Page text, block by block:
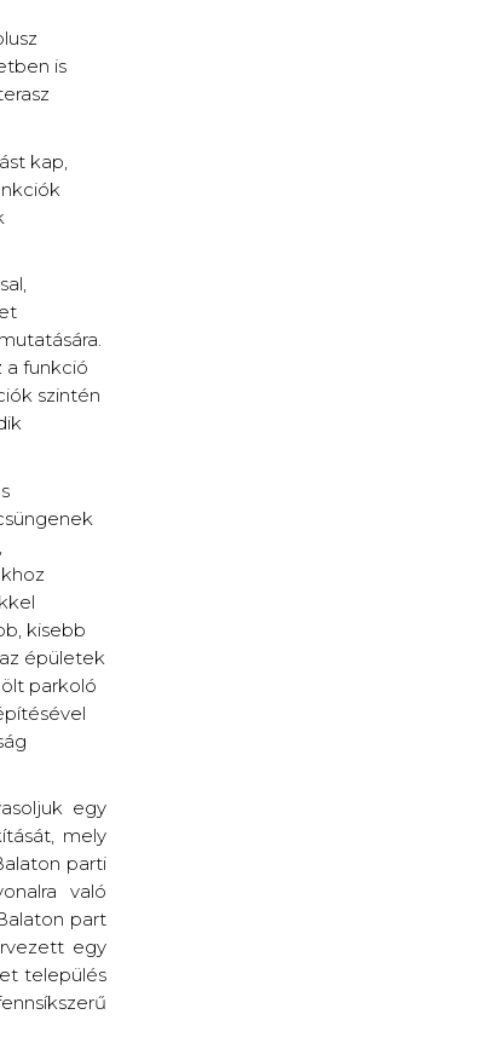
is
kap,
a funkció
szintén
kisebb
épületek
parkoló
egy
mely
parti
való
part
egy
település